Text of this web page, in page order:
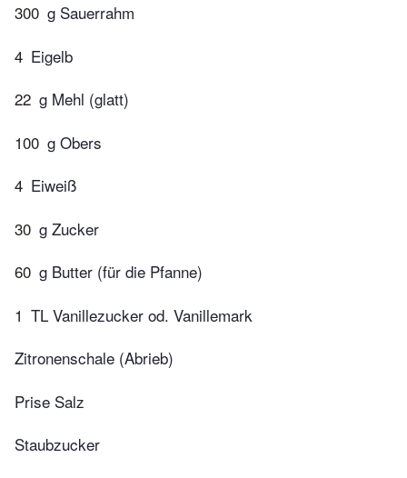
300 g Sauerrahm
4 Eigelb
22 g Mehl (glatt)
100 g Obers
4 Eiweiß
30 g Zucker
60 g Butter (für die Pfanne)
1 TL Vanillezucker od. Vanillemark
Zitronenschale (Abrieb)
Prise Salz
Staubzucker